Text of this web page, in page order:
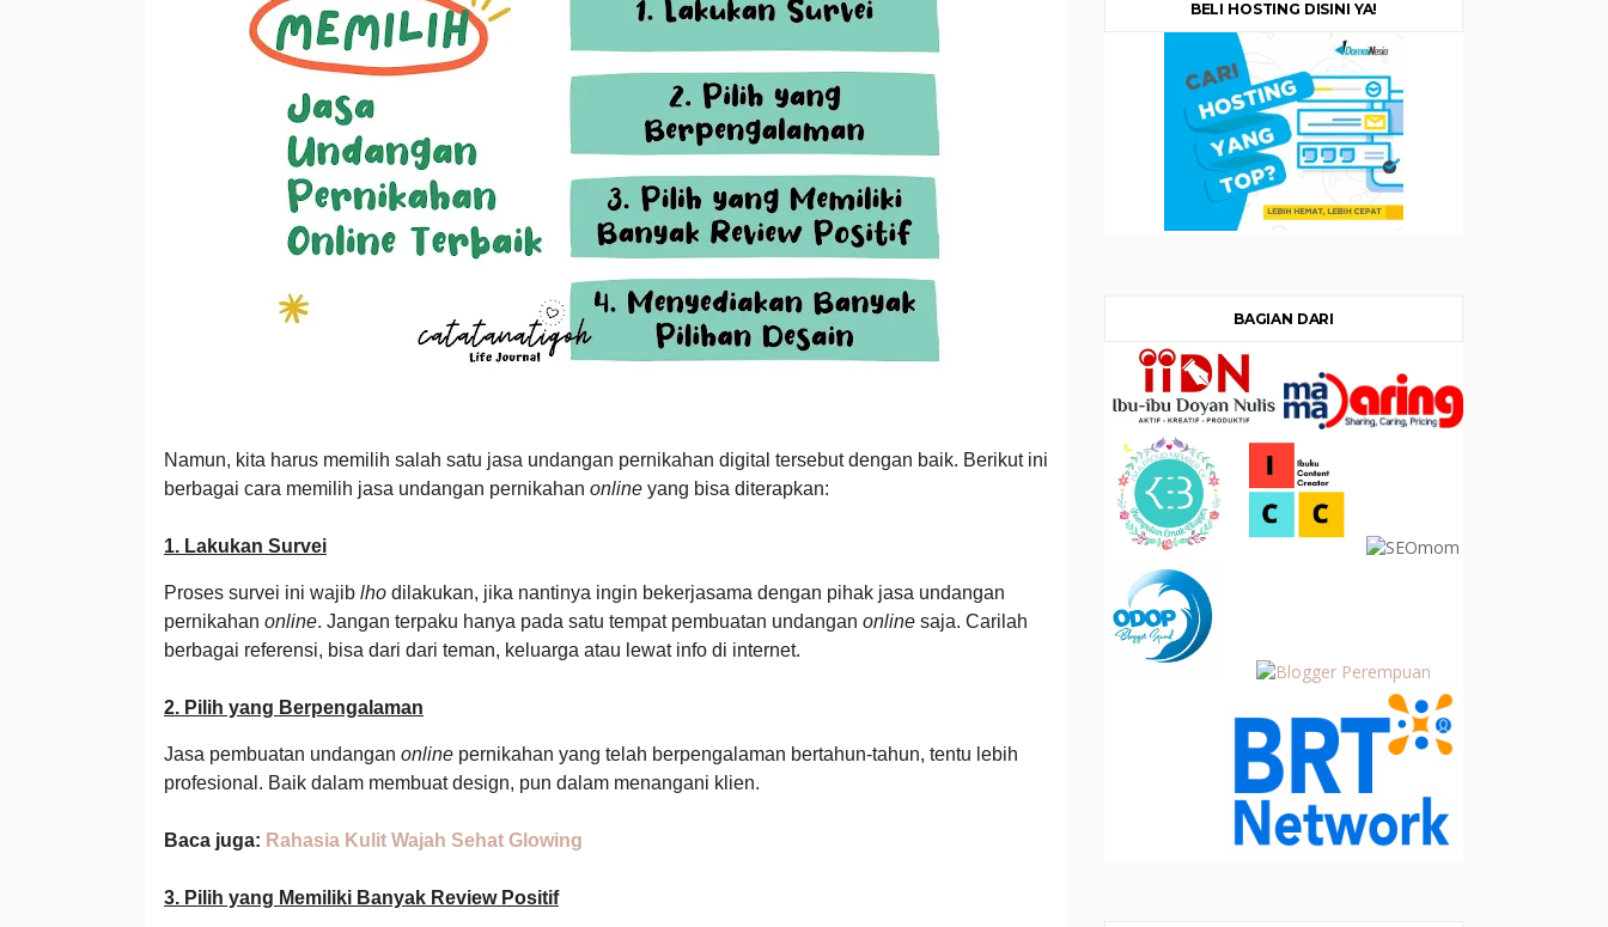
Namun, kita harus memilih salah satu jasa undangan pernikahan digital tersebut dengan baik. Berikut ini
berbagai cara memilih jasa undangan pernikahan onlineyang bisa diterapkan:
1. Lakukan Survei
Proses survei ini wajiblho dilakukan, jika nantinya ingin bekerjasama dengan pihak jasa undangan
pernikahan online. Jangan terpaku hanya pada satu tempat pembuatan undangan onlinesaja. Carilah
berbagai referensi, bisa dari dari teman, keluarga atau lewat info di internet.
2. Pilih yang Berpengalaman
Jasa pembuatan undangan onlinepernikahan yang telah berpengalaman bertahun-tahun, tentu lebih
profesional. Baik dalam membuat design, pun dalam menangani klien.
Baca juga: Rahasia Kulit Wajah Sehat Glowing
3. Pilih yang Memiliki Banyak Review Positif
BELI HOSTING DISINI YA!
BAGIAN DARI